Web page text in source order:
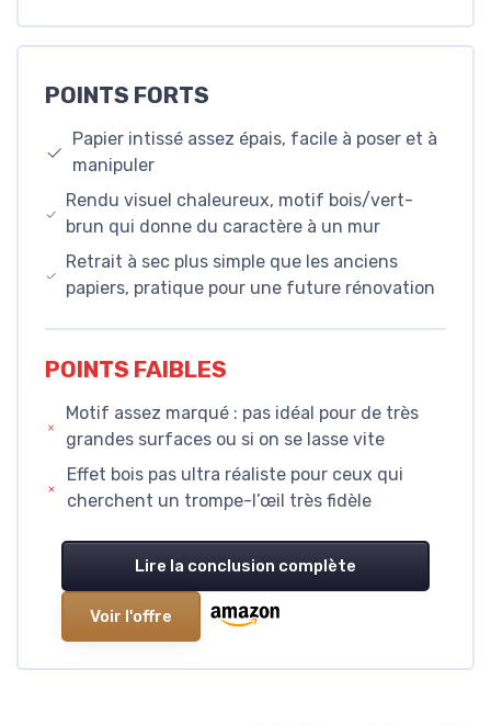
POINTS FORTS
Papier intissé assez épais, facile à poser et à
manipuler
Rendu visuel chaleureux, motif bois/vert-
brun qui donne du caractère à un mur
Retrait à sec plus simple que les anciens
papiers, pratique pour une future rénovation
POINTS FAIBLES
Motif assez marqué : pas idéal pour de très
grandes surfaces ou si on se lasse vite
Effet bois pas ultra réaliste pour ceux qui
cherchent un trompe-l’œil très fidèle
Lire la conclusion complète
Voir l'offre